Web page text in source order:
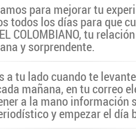
para mejorar tu
todos los días para que
COLOMBIANO, tu
y sorprendente.
a tu lado cuando te
mañana, en tu correo
a la mano información
y empezar el día